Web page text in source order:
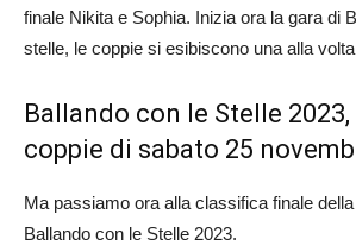
finale Nikita e Sophia. Inizia ora la gara di
stelle, le coppie si esibiscono una alla
Ballando con le Stelle
coppie di sabato 25
Ma passiamo ora alla classifica finale
Ballando con le Stelle 2023.